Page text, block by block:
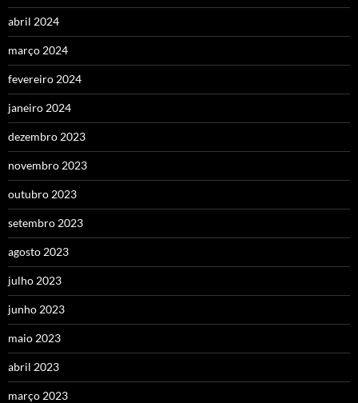
abril 2024
março 2024
fevereiro 2024
janeiro 2024
dezembro 2023
novembro 2023
outubro 2023
setembro 2023
agosto 2023
julho 2023
junho 2023
maio 2023
abril 2023
março 2023